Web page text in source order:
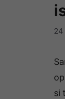
24
si